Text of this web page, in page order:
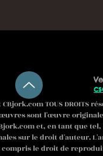
TOUS DROITS
sont l'œuvre
et, en tant que
sur le droit d'auteur.
le droit de